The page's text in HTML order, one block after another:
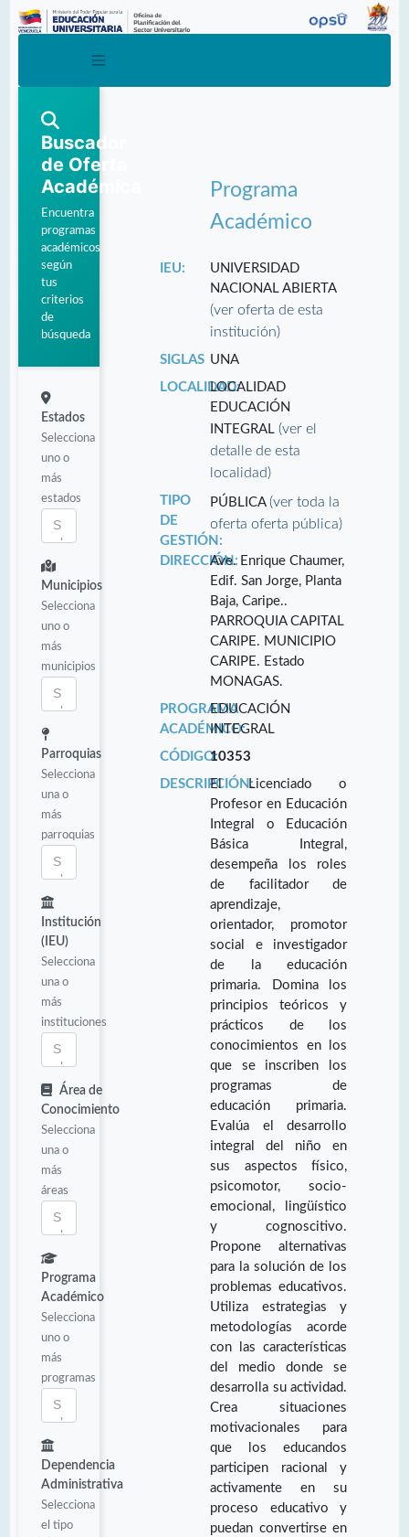
Buscador
de Oferta
Académica
Encuentra
programas
académicos
según
tus
criterios
de
búsqueda
Estados
Selecciona
uno o
más
estados
Municipios
Selecciona
uno o
más
municipios
Parroquias
Selecciona
una o
más
parroquias
Institución
(IEU)
Selecciona
una o
más
instituciones
Área de
Conocimiento
Selecciona
una o
más
áreas
Programa
Académico
Selecciona
uno o
más
programas
Dependencia
Administrativa
Selecciona
el tipo
Programa
Académico
IEU:
UNIVERSIDAD
NACIONAL ABIERTA
(ver oferta de esta
institución)
SIGLAS UNA
LOCALIDAD:LOCALIDAD
EDUCACIÓN
INTEGRAL(ver el
detalle de esta
localidad)
TIPO
DE
GESTIÓN:
PÚBLICA(ver toda la
oferta oferta pública)
DIRECCIÓN:Ave. Enrique Chaumer,
Edif. San Jorge, Planta
Baja, Caripe..
PARROQUIA CAPITAL
CARIPE. MUNICIPIO
CARIPE. Estado
MONAGAS.
PROGRAMA
ACADÉMICO:
EDUCACIÓN
INTEGRAL
CÓDIGO:10353
DESCRIPCIÓN:El Licenciado o
Profesor en Educación
Integral o Educación
Básica Integral,
desempeña los roles
de facilitador de
aprendizaje,
orientador, promotor
social e investigador
de la educación
primaria. Domina los
principios teóricos y
prácticos de los
conocimientos en los
que se inscriben los
programas de
educación primaria.
Evalúa el desarrollo
integral del niño en
sus aspectos físico,
psicomotor, socio-
emocional, lingüístico
y cognoscitivo.
Propone alternativas
para la solución de los
problemas educativos.
Utiliza estrategias y
metodologías acorde
con las características
del medio donde se
desarrolla su actividad.
Crea situaciones
motivacionales para
que los educandos
participen racional y
activamente en su
proceso educativo y
puedan convertirse en